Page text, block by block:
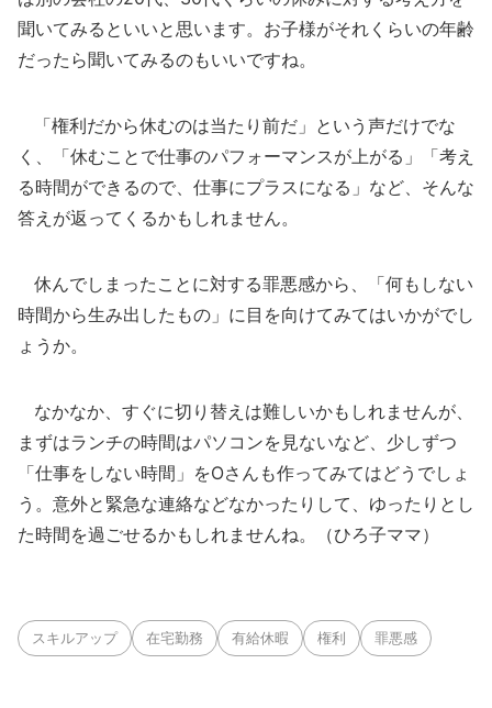
聞いてみるといいと思います。お子様がそれくらいの年齢
だったら聞いてみるのもいいですね。
「権利だから休むのは当たり前だ」という声だけでな
く、「休むことで仕事のパフォーマンスが上がる」「考え
る時間ができるので、仕事にプラスになる」など、そんな
答えが返ってくるかもしれません。
休んでしまったことに対する罪悪感から、「何もしない
時間から生み出したもの」に目を向けてみてはいかがでし
ょうか。
なかなか、すぐに切り替えは難しいかもしれませんが、
まずはランチの時間はパソコンを見ないなど、少しずつ
「仕事をしない時間」をOさんも作ってみてはどうでしょ
う。意外と緊急な連絡などなかったりして、ゆったりとし
た時間を過ごせるかもしれませんね。（ひろ子ママ）
スキルアップ 在宅勤務 有給休暇 権利 罪悪感